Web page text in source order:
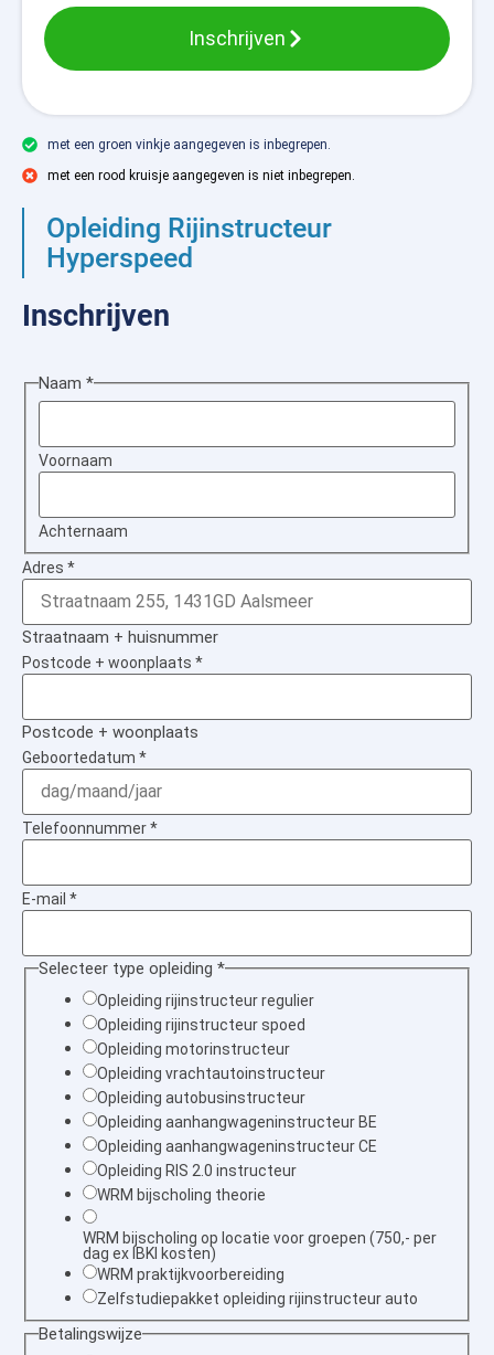
Inschrijven
met een groen vinkje aangegeven is inbegrepen.
met een rood kruisje aangegeven is niet inbegrepen.
Opleiding Rijinstructeur
Hyperspeed
Inschrijven
Naam*
Voornaam
Achternaam
Adres *
Straatnaam + huisnummer
Postcode + woonplaats *
Postcode + woonplaats
Geboortedatum *
Telefoonnummer*
E-mail *
Selecteer type opleiding*
Opleiding rijinstructeur regulier
Opleiding rijinstructeur spoed
Opleiding motorinstructeur
Opleiding vrachtautoinstructeur
Opleiding autobusinstructeur
Opleiding aanhangwageninstructeur BE
Opleiding aanhangwageninstructeur CE
Opleiding RIS 2.0 instructeur
WRM bijscholing theorie
WRM bijscholing op locatie voor groepen (750,- per
dag ex IBKI kosten)
WRM praktijkvoorbereiding
Zelfstudiepakket opleiding rijinstructeur auto
Betalingswijze